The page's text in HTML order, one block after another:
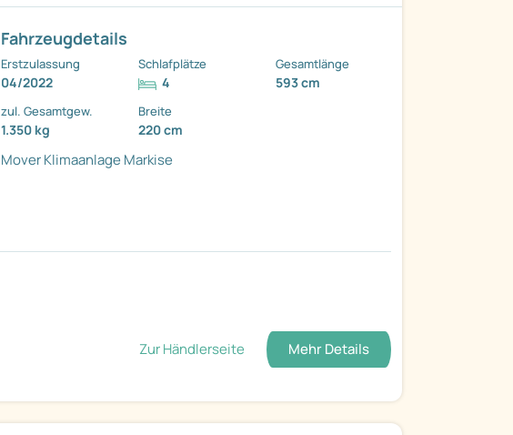
Fahrzeugdetails
Erstzulassung
04/2022
Schlafplätze
4
Gesamtlänge
593 cm
zul. Gesamtgew.
1.350 kg
Breite
220 cm
MoverKlimaanlage Markise
Zur Händlerseite Mehr Details